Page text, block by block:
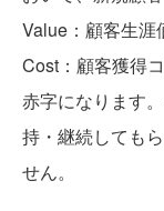
Value：顧客生涯
Cost：顧客獲得
赤字になります
持・継続しても
せん。